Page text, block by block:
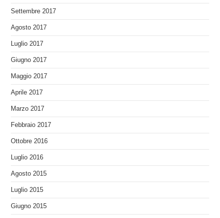
Settembre 2017
Agosto 2017
Luglio 2017
Giugno 2017
Maggio 2017
Aprile 2017
Marzo 2017
Febbraio 2017
Ottobre 2016
Luglio 2016
Agosto 2015
Luglio 2015
Giugno 2015